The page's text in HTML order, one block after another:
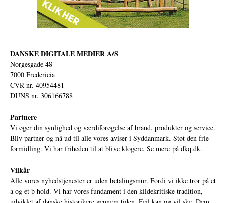
DANSKE DIGITALE MEDIER A/S
Norgesgade 48
7000 Fredericia
CVR nr. 40954481
DUNS nr. 306166788
Partnere
Vi øger din synlighed og værdiforøgelse af brand, produkter og service.
Bliv partner og nå ud til alle vores aviser i Syddanmark. Støt den frie
formidling. Vi har friheden til at blive klogere. Se mere på dkq.dk.
Vilkår
Alle vores nyhedstjenester er uden betalingsmur. Fordi vi ikke tror på et
a og et b hold. Vi har vores fundament i den kildekritiske tradition,